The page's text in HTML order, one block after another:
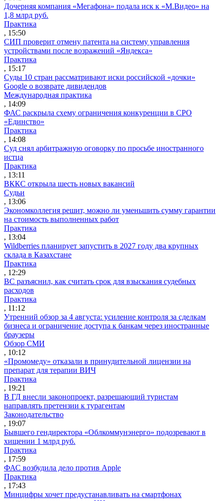
Дочерняя компания «Мегафона» подала иск к «М.Видео» на
1,8 млрд руб.
Практика
, 15:50
СИП проверит отмену патента на систему управления
устройствами после возражений «Яндекса»
Практика
, 15:17
Суды 10 стран рассматривают иски российской «дочки»
Google о возврате дивидендов
Международная практика
, 14:09
ФАС раскрыла схему ограничения конкуренции в СРО
«Единство»
Практика
, 14:08
Суд снял арбитражную оговорку по просьбе иностранного
истца
Практика
, 13:11
ВККС открыла шесть новых вакансий
Судьи
, 13:06
Экономколлегия решит, можно ли уменьшить сумму гарантии
на стоимость выполненных работ
Практика
, 13:04
Wildberries планирует запустить в 2027 году два крупных
склада в Казахстане
Практика
, 12:29
ВС разъяснил, как считать срок для взыскания судебных
расходов
Практика
, 11:12
Утренний обзор за 4 августа: усиление контроля за сделкам
бизнеса и ограничение доступа к банкам через иностранные
браузеры
Обзор СМИ
, 10:12
«Промомеду» отказали в принудительной лицензии на
препарат для терапии ВИЧ
Практика
, 19:21
В ГД внесли законопроект, разрешающий туристам
направлять претензии к турагентам
Законодательство
, 19:07
Бывшего гендиректора «Облкоммунэнерго» подозревают в
хищении 1 млрд руб.
Практика
, 17:59
ФАС возбудила дело против Apple
Практика
, 17:43
Минцифры хочет предустанавливать на смартфонах